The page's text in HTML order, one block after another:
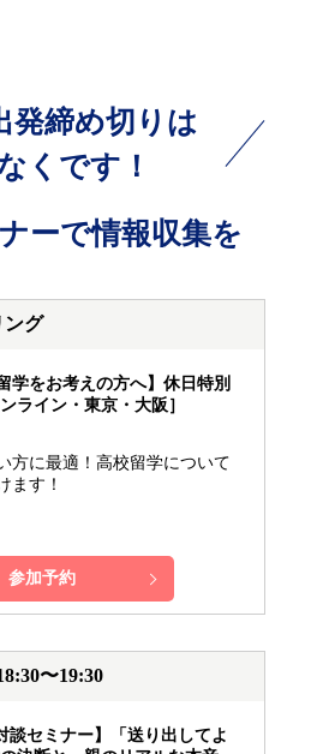
発締め切りは
くです！
ーで情報収集を